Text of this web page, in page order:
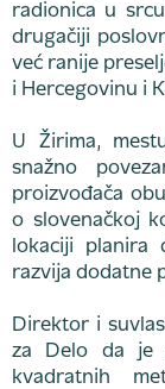
radionica u
drugačiji
već ranije
i Hercegovinu i
U Žirima,
snažno
proizvođača
o slovenačkoj
lokaciji planira
razvija dodatne
Direktor i
za Delo da je
kvadratnih